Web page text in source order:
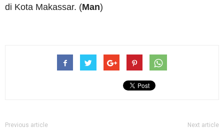
di Kota Makassar. (Man)
Previous article Next article